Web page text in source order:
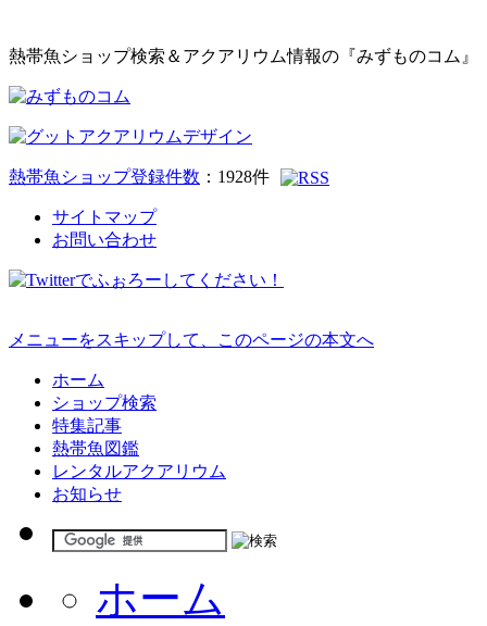
熱帯魚ショップ検索＆アクアリウム情報の『みずものコム』
熱帯魚ショップ登録件数 ： 1928件
サイトマップ
お問い合わせ
メニューをスキップして、このページの本文へ
ホーム
ショップ検索
特集記事
熱帯魚図鑑
レンタルアクアリウム
お知らせ
ホーム